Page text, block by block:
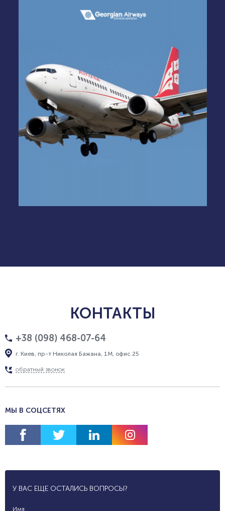
КОНТАКТЫ
+38 (098) 468-07-64
г. Киев, пр-т Николая Бажана, 1М, офис 25
обратный звонок
МЫ В СОЦСЕТЯХ
У ВАС ЕЩЕ ОСТАЛИСЬ ВОПРОСЫ?
Имя